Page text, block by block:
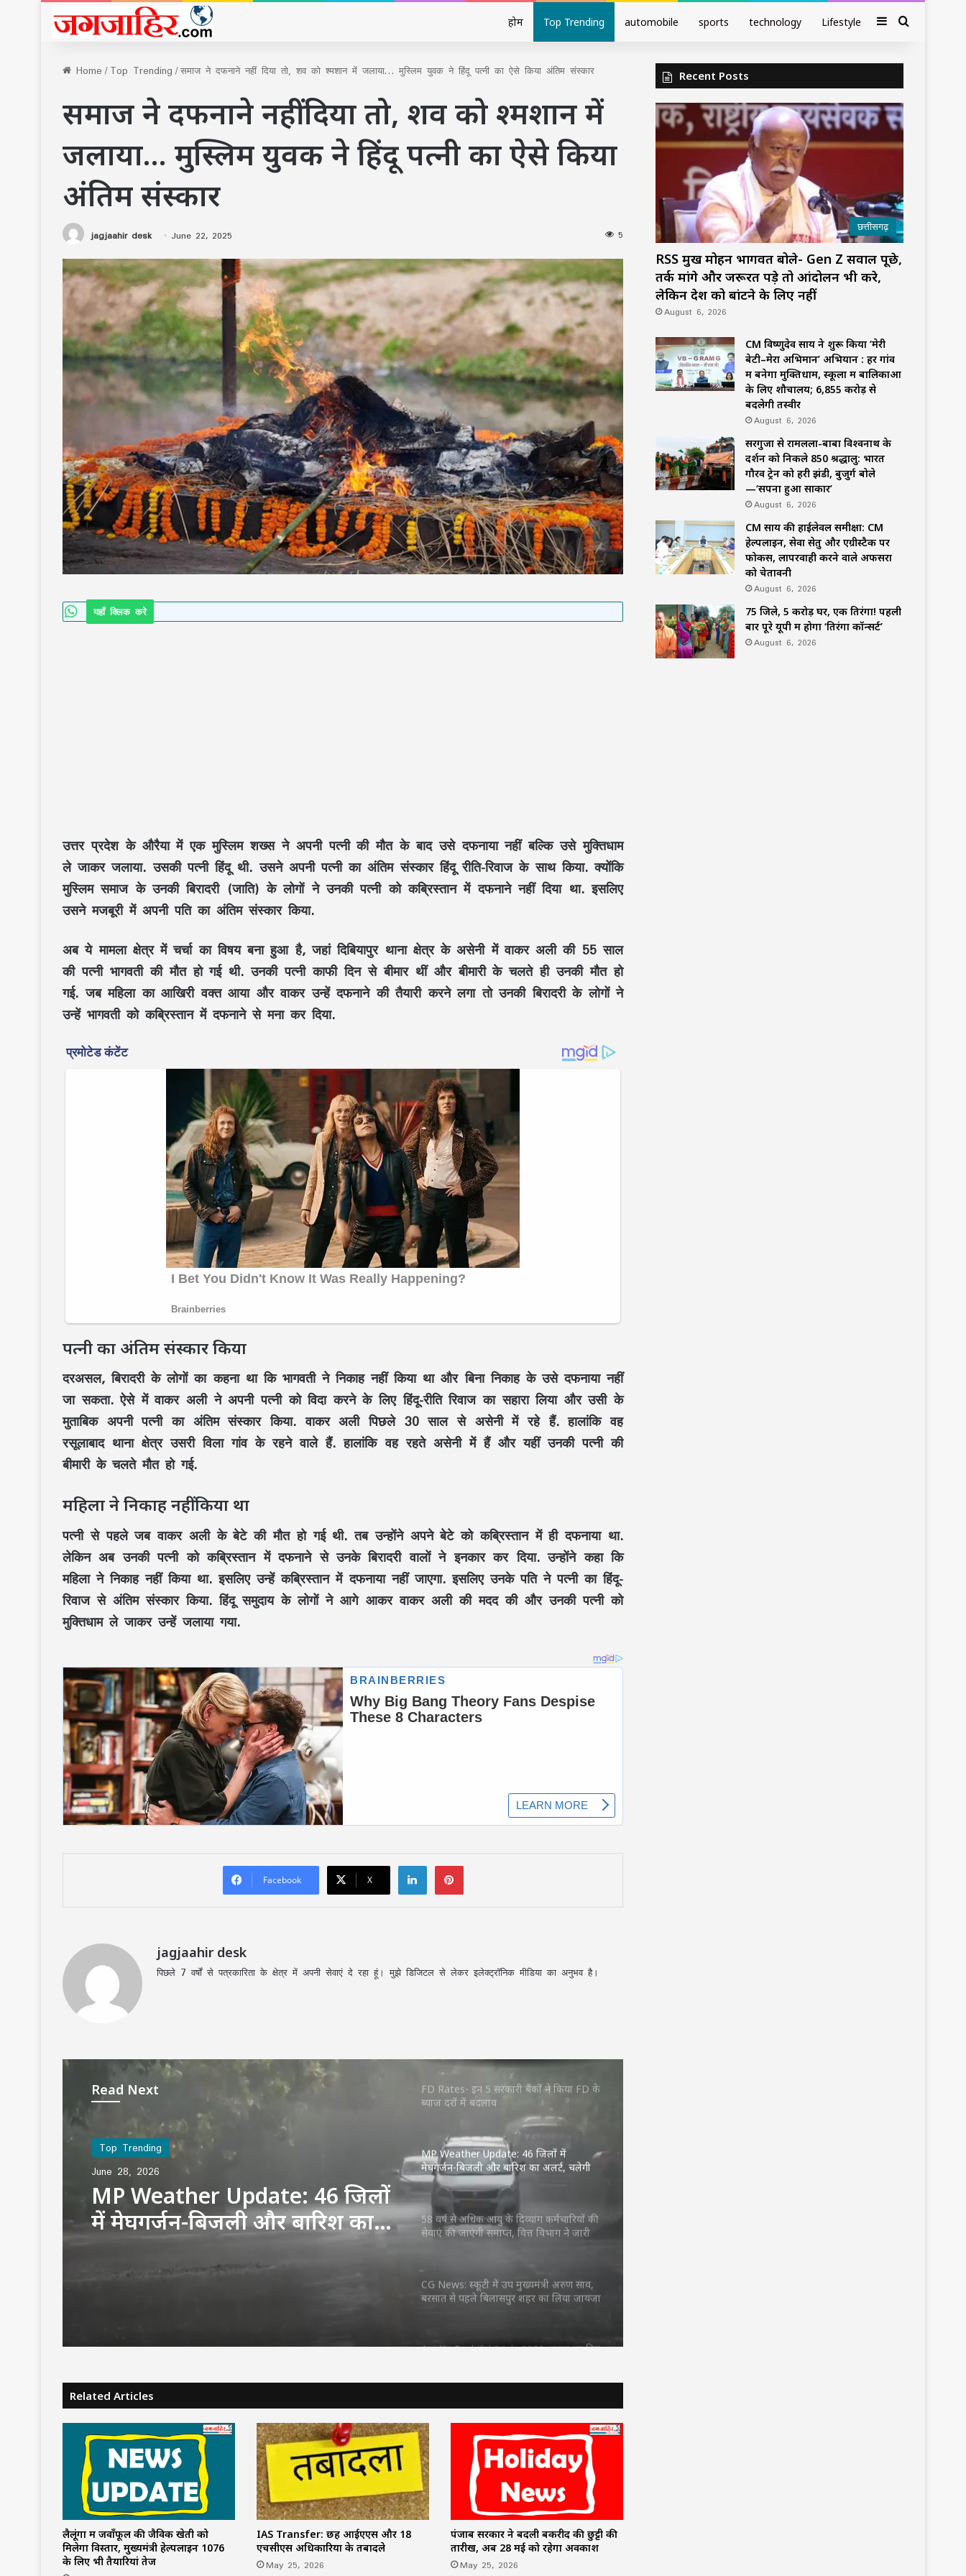
होम Top Trending automobile sports technology Lifestyle SidebarSearch
Home/Top Trending/समाज ने दफनाने नहीं दिया तो, शव को श्मशान में जलाया… मुस्लिम युवक ने हिंदू पत्नी का ऐसे किया अंतिम संस्कार
समाज ने दफनाने नहीं दिया तो, शव को श्मशान में
जलाया… मुस्लिम युवक ने हिंदू पत्नी का ऐसे किया
अंतिम संस्कार
jagjaahir desk June 22, 2025 5
यहाँ क्लिक करे
उत्तर प्रदेश के औरैया में एक मुस्लिम शख्स ने अपनी पत्नी की मौत के बाद उसे दफनाया नहीं बल्कि उसे मुक्तिधाम
ले जाकर जलाया. उसकी पत्नी हिंदू थी. उसने अपनी पत्नी का अंतिम संस्कार हिंदू रीति-रिवाज के साथ किया. क्योंकि
मुस्लिम समाज के उनकी बिरादरी (जाति) के लोगों ने उनकी पत्नी को कब्रिस्तान में दफनाने नहीं दिया था. इसलिए
उसने मजबूरी में अपनी पति का अंतिम संस्कार किया.
अब ये मामला क्षेत्र में चर्चा का विषय बना हुआ है, जहां दिबियापुर थाना क्षेत्र के असेनी में वाकर अली की 55 साल
की पत्नी भागवती की मौत हो गई थी. उनकी पत्नी काफी दिन से बीमार थीं और बीमारी के चलते ही उनकी मौत हो
गई. जब महिला का आखिरी वक्त आया और वाकर उन्हें दफनाने की तैयारी करने लगा तो उनकी बिरादरी के लोगों ने
उन्हें भागवती को कब्रिस्तान में दफनाने से मना कर दिया.
पत्नी का अंतिम संस्कार किया
दरअसल, बिरादरी के लोगों का कहना था कि भागवती ने निकाह नहीं किया था और बिना निकाह के उसे दफनाया नहीं
जा सकता. ऐसे में वाकर अली ने अपनी पत्नी को विदा करने के लिए हिंदू-रीति रिवाज का सहारा लिया और उसी के
मुताबिक अपनी पत्नी का अंतिम संस्कार किया. वाकर अली पिछले 30 साल से असेनी में रहे हैं. हालांकि वह
रसूलाबाद थाना क्षेत्र उसरी विला गांव के रहने वाले हैं. हालांकि वह रहते असेनी में हैं और यहीं उनकी पत्नी की
बीमारी के चलते मौत हो गई.
महिला ने निकाह नहीं किया था
पत्नी से पहले जब वाकर अली के बेटे की मौत हो गई थी. तब उन्होंने अपने बेटे को कब्रिस्तान में ही दफनाया था.
लेकिन अब उनकी पत्नी को कब्रिस्तान में दफनाने से उनके बिरादरी वालों ने इनकार कर दिया. उन्होंने कहा कि
महिला ने निकाह नहीं किया था. इसलिए उन्हें कब्रिस्तान में दफनाया नहीं जाएगा. इसलिए उनके पति ने पत्नी का हिंदू-
रिवाज से अंतिम संस्कार किया. हिंदू समुदाय के लोगों ने आगे आकर वाकर अली की मदद की और उनकी पत्नी को
मुक्तिधाम ले जाकर उन्हें जलाया गया.
Facebook X
LinkedInPinterest
jagjaahir desk
पिछले 7 वर्षों से पत्रकारिता के क्षेत्र में अपनी सेवाएं दे रहा हूं। मुझे डिजिटल से लेकर इलेक्ट्रॉनिक मीडिया का अनुभव है।
Read Next
Top Trending
June 28, 2026
MP Weather Update: 46 जिलों
में मेघगर्जन-बिजली और बारिश का
अलर्ट, चलेगी तेज हवा, पूरे हफ्ते
जारी रहेगा वर्षा का दौर
Aaj Ka Rashifal 3 July 2026: शुक्रवार का दिन
किन राशियों के लिए रहेगा शुभ? जानें करियर,
धन और प्रेम का हाल
MP Weather Update: 46 जिलों में
तेज हवा, पूरे हफ्ते जारी रहेगा वर्षा का दौर
58 वर्ष से अधिक आयु के दिव्यांग कर्मचारियों की
सेवाएं की जाएंगी समाप्त, वित्त विभाग ने जारी
बरसात से पहले बिलासपुर शहर का लिया जायजा
FD Rates- इन 5 सरकारी बैंकों ने किया FD के
ब्याज दरों में बदलाव
MP Weather Update: 46 जिलों में
मेघगर्जन-बिजली और बारिश का अलर्ट, चलेगी
तेज हवा, पूरे हफ्ते जारी रहेगा वर्षा का दौर
58 वर्ष से अधिक आयु के दिव्यांग कर्मचारियों की
सेवाएं की जाएंगी समाप्त, वित्त विभाग ने जारी
CG News: स्कूटी में उप मुख्यमंत्री अरुण साव,
बरसात से पहले बिलासपुर शहर का लिया जायजा
Aaj Ka Rashifal 3 July 2026: शुक्रवार का दिन
ब्याज दरों में बदलाव
MP Weather Update: 46 जिलों में
मेघगर्जन-बिजली और बारिश का अलर्ट, चलेगी
तेज हवा, पूरे हफ्ते जारी रहेगा वर्षा का दौर
58 वर्ष से अधिक आयु के दिव्यांग कर्मचारियों की
सेवाएं की जाएंगी समाप्त, वित्त विभाग ने जारी
किया आदेश
Related Articles
लैलूंगा में जवाँफूल की जैविक खेती को
मिलेगा विस्तार, मुख्यमंत्री हेल्पलाइन 1076
के लिए भी तैयारियां तेज
IAS Transfer: छह आईएएस और 18
एचसीएस अधिकारियों के तबादले
May 25, 2026
पंजाब सरकार ने बदली बकरीद की छुट्टी की
तारीख, अब 28 मई को रहेगा अवकाश
May 25, 2026
Recent Posts
छत्तीसगढ़
RSS प्रमुख मोहन भागवत बोले- Gen Z सवाल पूछे,
तर्क मांगे और जरूरत पड़े तो आंदोलन भी करे,
लेकिन देश को बांटने के लिए नहीं
August 6, 2026
CM विष्णुदेव साय ने शुरू किया ‘मेरी
बेटी–मेरा अभिमान’ अभियान : हर गांव
में बनेगा मुक्तिधाम, स्कूलों में बालिकाओं
के लिए शौचालय; 6,855 करोड़ से
बदलेगी तस्वीर
August 6, 2026
सरगुजा से रामलला-बाबा विश्वनाथ के
दर्शन को निकले 850 श्रद्धालु: भारत
गौरव ट्रेन को हरी झंडी, बुजुर्ग बोले
—‘सपना हुआ साकार’
August 6, 2026
CM साय की हाईलेवल समीक्षा: CM
हेल्पलाइन, सेवा सेतु और एग्रीस्टैक पर
फोकस, लापरवाही करने वाले अफसरों
को चेतावनी
August 6, 2026
75 जिले, 5 करोड़ घर, एक तिरंगा! पहली
बार पूरे यूपी में होगा ‘तिरंगा कॉन्सर्ट’
August 6, 2026